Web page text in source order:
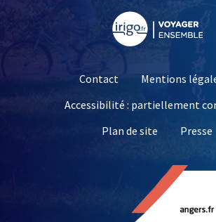
Contact
Mentions
Accessibilité : partiellement
Plan de site
Presse